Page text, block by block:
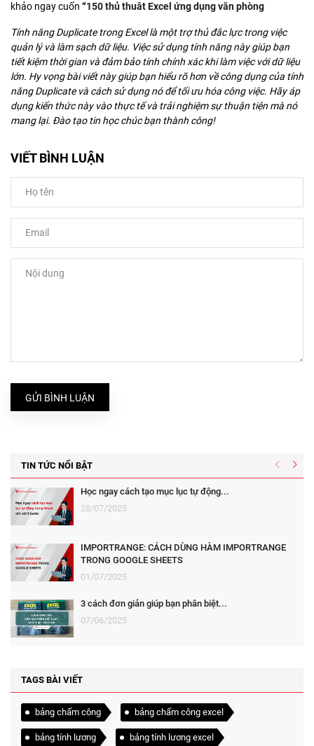
khảo ngay cuốn “150 thủ thuât Excel ứng dụng văn phòng
Tính năng Duplicate trong Excel là một trợ thủ đắc lực trong việc
quản lý và làm sạch dữ liệu. Việc sử dụng tính năng này giúp bạn
tiết kiệm thời gian và đảm bảo tính chính xác khi làm việc với dữ liệu
lớn. Hy vọng bài viết này giúp bạn hiểu rõ hơn về công dụng của tính
năng Duplicate và cách sử dụng nó để tối ưu hóa công việc. Hãy áp
dụng kiến thức này vào thực tế và trải nghiệm sự thuận tiện mà nó
mang lại. Đào tạo tin học chúc bạn thành công!
VIẾT BÌNH LUẬN
GỬI BÌNH LUẬN
TIN TỨC NỔI BẬT
Học ngay cách tạo mục lục tự động...
28/07/2025
IMPORTRANGE: CÁCH DÙNG HÀM IMPORTRANGE
TRONG GOOGLE SHEETS
01/07/2025
3 cách đơn giản giúp bạn phân biệt...
07/06/2025
TAGS BÀI VIẾT
bảng chấm công bảng chấm công excel
bảng tính lương bảng tính lương excel